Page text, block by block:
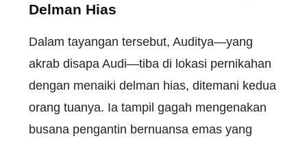
Delman Hias
Dalam tayangan tersebut, Auditya—yang
akrab disapa Audi—tiba di lokasi pernikahan
dengan menaiki delman hias, ditemani kedua
orang tuanya. Ia tampil gagah mengenakan
busana pengantin bernuansa emas yang